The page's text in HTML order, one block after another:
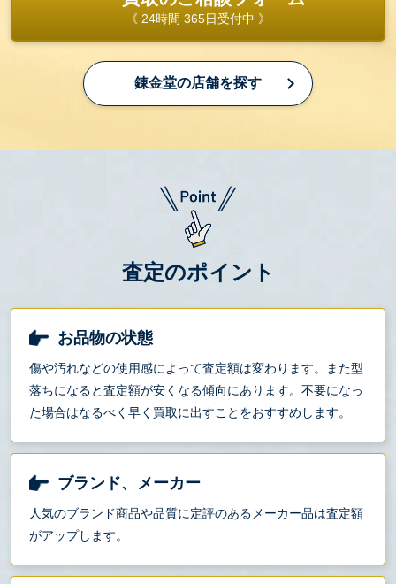
《 24時間 365日受付中 》
錬金堂の店舗を探す
査定のポイント
お品物の状態
傷や汚れなどの使用感によって査定額は変わります。また型
落ちになると査定額が安くなる傾向にあります。不要になっ
た場合はなるべく早く買取に出すことをおすすめします。
ブランド、メーカー
人気のブランド商品や品質に定評のあるメーカー品は査定額
がアップします。